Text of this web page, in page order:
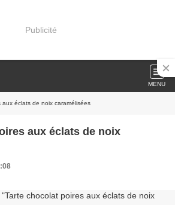
Publicité
MENU
aux éclats de noix caramélisées
aux éclats de noix